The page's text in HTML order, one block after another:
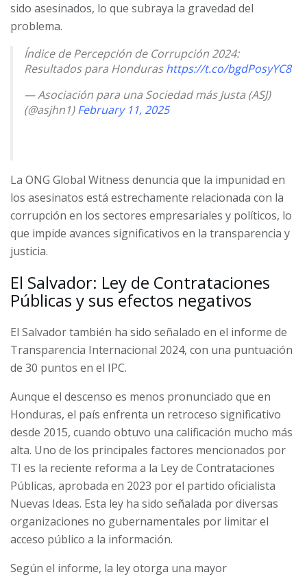
sido asesinados, lo que subraya la gravedad del
problema.
Índice de Percepción de Corrupción 2024:
Resultados para Hondurashttps://t.co/bgdPosyYC8
— Asociación para una Sociedad más Justa (ASJ)
(@asjhn1)February 11, 2025
La ONG Global Witness denuncia que la impunidad en
los asesinatos está estrechamente relacionada con la
corrupción en los sectores empresariales y políticos, lo
que impide avances significativos en la transparencia y
justicia.
El Salvador: Ley de Contrataciones
Públicas y sus efectos negativos
El Salvador también ha sido señalado en el informe de
Transparencia Internacional 2024, con una puntuación
de 30 puntos en el IPC.
Aunque el descenso es menos pronunciado que en
Honduras, el país enfrenta un retroceso significativo
desde 2015, cuando obtuvo una calificación mucho más
alta. Uno de los principales factores mencionados por
TI es la reciente reforma a la Ley de Contrataciones
Públicas, aprobada en 2023 por el partido oficialista
Nuevas Ideas. Esta ley ha sido señalada por diversas
organizaciones no gubernamentales por limitar el
acceso público a la información.
Según el informe, la ley otorga una mayor